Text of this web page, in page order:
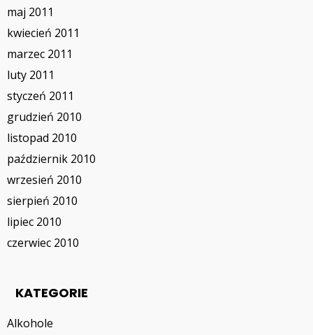
maj 2011
kwiecień 2011
marzec 2011
luty 2011
styczeń 2011
grudzień 2010
listopad 2010
październik 2010
wrzesień 2010
sierpień 2010
lipiec 2010
czerwiec 2010
KATEGORIE
Alkohole